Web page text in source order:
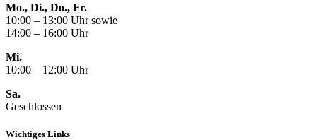
Mo., Di., Do., Fr.
10:00 – 13:00 Uhr sowie
14:00 – 16:00 Uhr
Mi.
10:00 – 12:00 Uhr
Sa.
Geschlossen
Wichtiges Links